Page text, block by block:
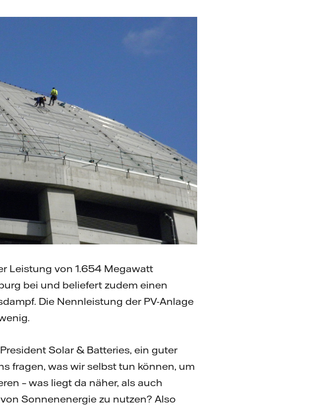
Leistung von 1.654 Megawatt
bei und beliefert zudem einen
Die Nennleistung der PV-Anlage
Solar & Batteries, ein guter
fragen, was wir selbst tun können, um
– was liegt da näher, als auch
Sonnenenergie zu nutzen? Also